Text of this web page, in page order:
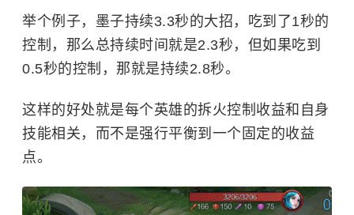
举个例子，墨子持续3.3秒的大招，吃到了1秒的
控制，那么总持续时间就是2.3秒，但如果吃到
0.5秒的控制，那就是持续2.8秒。
这样的好处就是每个英雄的拆火控制收益和自身
技能相关，而不是强行平衡到一个固定的收益
点。